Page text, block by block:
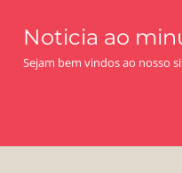
content
Noticia ao
Sejam bem vindos ao nosso